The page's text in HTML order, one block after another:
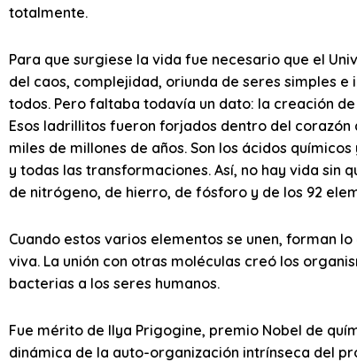
totalmente.
Para que surgiese la vida fue necesario que el
del caos, complejidad, oriunda de seres simples
todos. Pero faltaba todavía un dato: la creación
Esos ladrillitos fueron forjados dentro del
miles de millones de años. Son los ácidos
y todas las transformaciones. Así, no hay vida sin
de nitrógeno, de hierro, de fósforo y de los 92
Cuando estos varios elementos se unen, forman
viva. La unión con otras moléculas creó los
bacterias a los seres humanos.
Fue mérito de Ilya Prigogine, premio Nobel de
dinámica de la auto-organización intrínseca del